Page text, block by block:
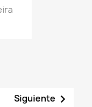
Siguiente 